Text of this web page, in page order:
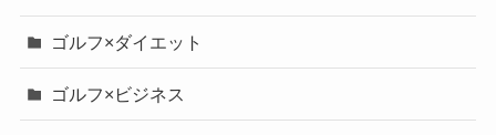
ゴルフ×ダイエット
ゴルフ×ビジネス